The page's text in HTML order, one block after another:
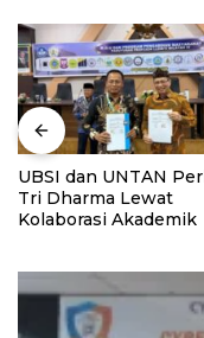
UBSI dan UNTAN
Tri Dharma Lewat
Kolaborasi Akademik